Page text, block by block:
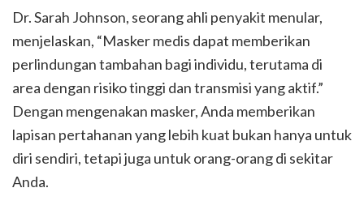
Dr. Sarah Johnson, seorang ahli penyakit menular,
menjelaskan, “Masker medis dapat memberikan
perlindungan tambahan bagi individu, terutama di
area dengan risiko tinggi dan transmisi yang aktif.”
Dengan mengenakan masker, Anda memberikan
lapisan pertahanan yang lebih kuat bukan hanya untuk
diri sendiri, tetapi juga untuk orang-orang di sekitar
Anda.